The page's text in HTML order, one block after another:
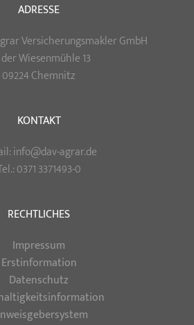
ADRESSE
Versicherungsmakler GmbH
Wiesenmühle 13
09224 Chemnitz
KONTAKT
info@dav-agrar.de
0371 3371493-0
RECHTLICHES
Impressum
Erstinformation
Datenschutz